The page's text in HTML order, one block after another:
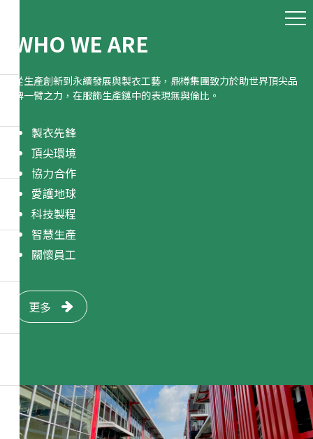
WHO WE ARE
從生產創新到永續發展與製衣工藝，鼎樽集團致力於助世界頂尖品
牌一臂之力，在服飾生產鏈中的表現無與倫比。
製衣先鋒
頂尖環境
協力合作
愛護地球
科技製程
智慧生產
關懷員工
更多